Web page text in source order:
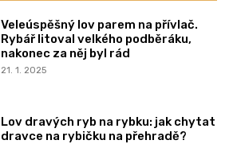
Veleúspěšný lov parem na přívlač.
Rybář litoval velkého podběráku,
nakonec za něj byl rád
21. 1. 2025
Lov dravých ryb na rybku: jak chytat
dravce na rybičku na přehradě?